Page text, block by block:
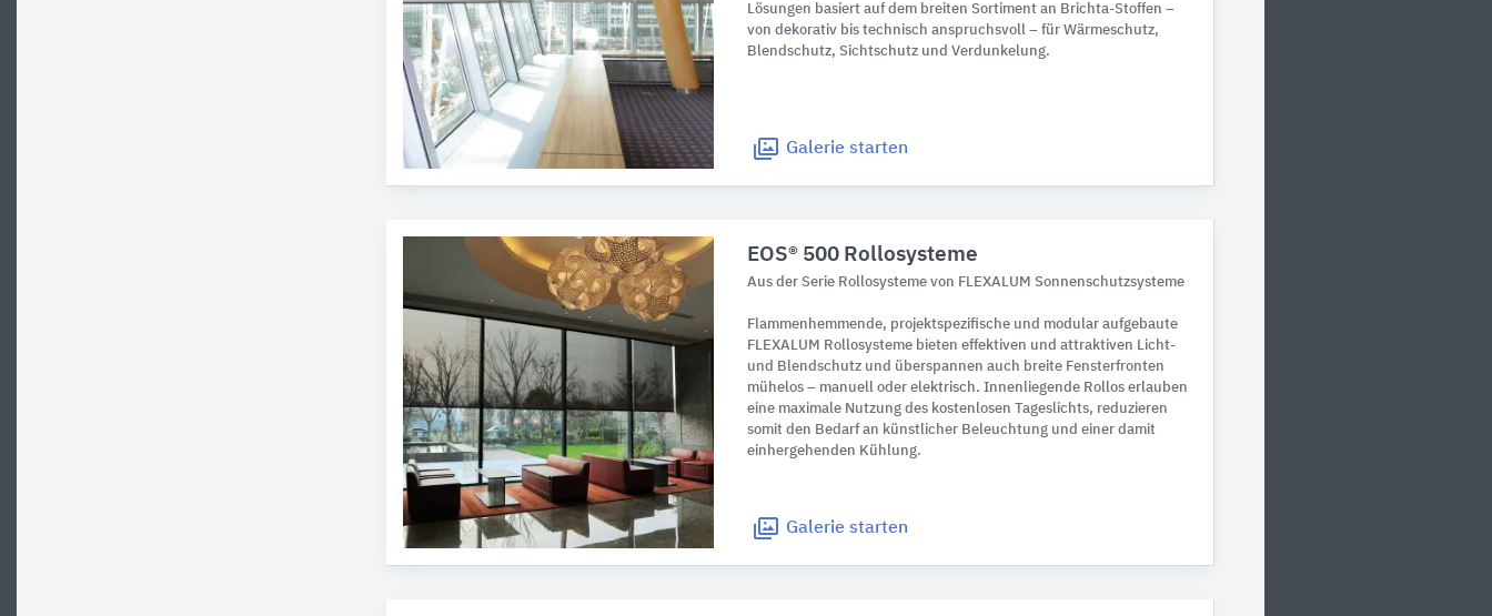
Lösungen basiert auf dem breiten Sortiment an Brichta-Stoffen –
von dekorativ bis technisch anspruchsvoll – für Wärmeschutz,
Blendschutz, Sichtschutz und Verdunkelung.
Galerie starten
EOS® 500 Rollosysteme
Aus der Serie Rollosysteme von FLEXALUM Sonnenschutzsysteme
Flammenhemmende, projektspezifische und modular aufgebaute
FLEXALUM Rollosysteme bieten effektiven und attraktiven Licht-
und Blendschutz und überspannen auch breite Fensterfronten
mühelos – manuell oder elektrisch. Innenliegende Rollos erlauben
eine maximale Nutzung des kostenlosen Tageslichts, reduzieren
somit den Bedarf an künstlicher Beleuchtung und einer damit
einhergehenden Kühlung.
Galerie starten